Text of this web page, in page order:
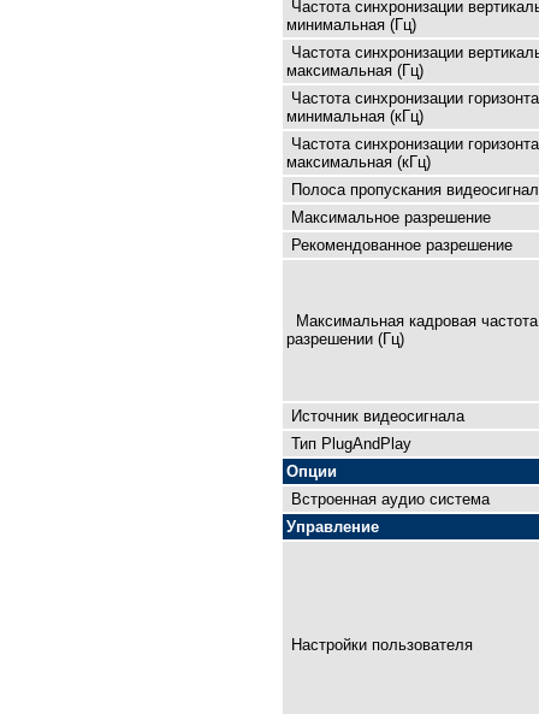
Частота синхронизации
минимальная (Гц)
Частота синхронизации
максимальная (Гц)
Частота синхронизации
минимальная (кГц)
Частота синхронизации
максимальная (кГц)
Полоса пропускания
Максимальное разрешение
Рекомендованное разрешение
Максимальная кадровая
разрешении (Гц)
Источник видеосигнала
Тип PlugAndPlay
Опции
Встроенная аудио система
Управление
Настройки пользователя